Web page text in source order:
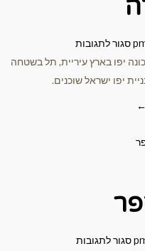
לתגובות
בארץ עיריית, תל בשטחה
ישראל שוכנים.
לתגובות